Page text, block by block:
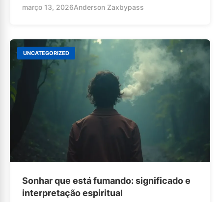
março 13, 2026Anderson Zaxbypass
UNCATEGORIZED
Sonhar que está fumando: significado e
interpretação espiritual